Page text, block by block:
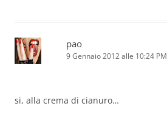
pao
9 Gennaio 2012 alle 10:24 PM
si, alla crema di cianuro…